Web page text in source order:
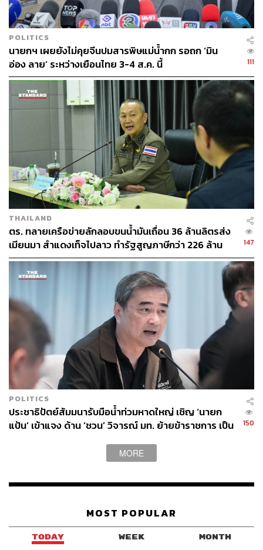
POLITICS
นายกฯ เผยยังไม่คุยจีนปมสารพิษแม่น้ำกก รอถก ‘มิน
อ่อง ลาย’ ระหว่างเยือนไทย 3-4 ส.ค. นี้
111
THAILAND
ตร. ทลายเครือข่ายลักลอบขนน้ำมันเถื่อน 36 ล้านลิตรส่ง
เมียนมา สำแดงเท็จไปลาว ทำรัฐสูญภาษีกว่า 226 ล้าน
147
POLITICS
ประชาธิปัตย์สัมมนารับมือน้ำท่วมหาดใหญ่ เชิญ ‘นายก
แป้น’ เข้าแจง ด้าน ‘ชวน’ วิจารณ์ มท. ย้ายข้าราชการ เป็น
150
MORE
MOST POPULAR
TODAY WEEK MONTH